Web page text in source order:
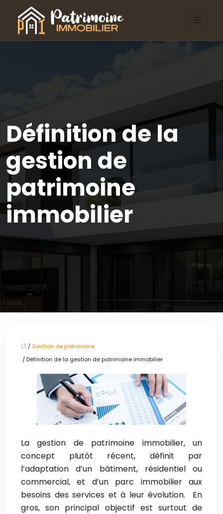
Définition de la
gestion de
patrimoine
immobilier
/ Gestion de patrimoine
/ Définition de la gestion de patrimoine immobilier
La gestion de patrimoine immobilier, un
concept plutôt récent, définit par
l’adaptation d’un bâtiment, résidentiel ou
commercial, et d’un parc immobilier aux
besoins des services et à leur évolution. En
gros, son principal objectif est surtout de